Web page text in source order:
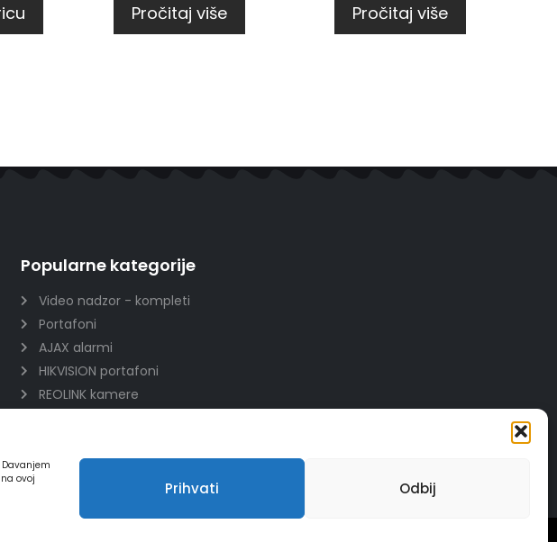
ovoj
Prihvati Odbij
Pročitaj više Pročitaj više
Popularne kategorije
Video nadzor - kompleti
Portafoni
AJAX alarmi
HIKVISION portafoni
REOLINK kamere